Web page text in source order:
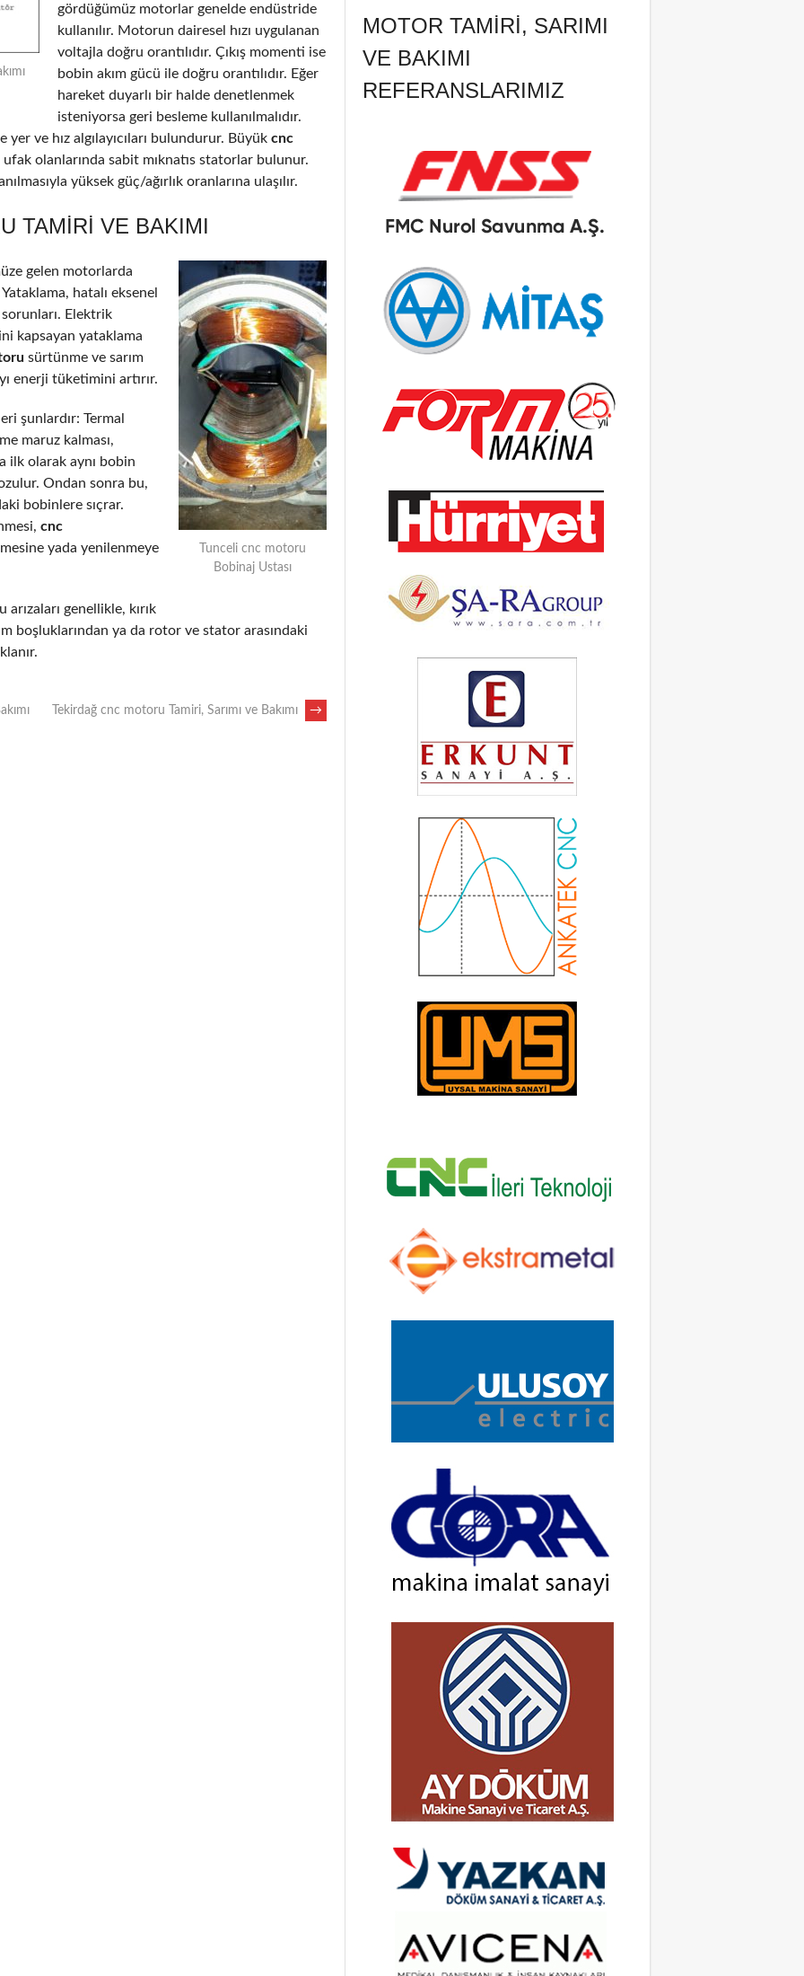
gördüğümüz motorlar genelde endüstride
kullanılır. Motorun dairesel hızı uygulanan
voltajla doğru orantılıdır. Çıkış momenti ise
bobin akım gücü ile doğru orantılıdır. Eğer
hareket duyarlı bir halde denetlenmek
isteniyorsa geri besleme kullanılmalıdır.
ve hız algılayıcıları bulundurur. Büyük cnc
olanlarında sabit mıknatıs statorlar bulunur.
yüksek güç/ağırlık oranlarına ulaşılır.
TAMIRI VE BAKIMI
Tunceli cnc motoru
Bobinaj Ustası
gelen motorlarda
hatalı eksenel
Elektrik
kapsayan yataklama
sürtünme ve sarım
enerji tüketimini artırır.
şunlardır: Termal
maruz kalması,
ilk olarak aynı bobin
Ondan sonra bu,
bobinlere sıçrar.
cnc
yada yenilenmeye
arızaları genellikle, kırık
boşluklarından ya da rotor ve stator arasındaki
Tekirdağ cnc motoru Tamiri, Sarımı ve Bakımı →
MOTOR TAMIRI, SARIMI
VE BAKIMI
REFERANSLARIMIZ